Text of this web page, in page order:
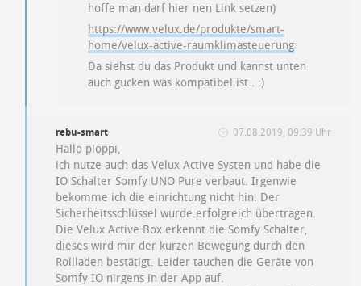
hoffe man darf hier nen Link setzen)
https://www.velux.de/produkte/smart-
home/velux-active-raumklimasteuerung
Da siehst du das Produkt und kannst unten
auch gucken was kompatibel ist.. :)
rebu-smart 07.08.2019, 09:39 Uhr
Hallo ploppi,
ich nutze auch das Velux Active Systen und habe die
IO Schalter Somfy UNO Pure verbaut. Irgenwie
bekomme ich die einrichtung nicht hin. Der
Sicherheitsschlüssel wurde erfolgreich übertragen.
Die Velux Active Box erkennt die Somfy Schalter,
dieses wird mir der kurzen Bewegung durch den
Rollladen bestätigt. Leider tauchen die Geräte von
Somfy IO nirgens in der App auf.